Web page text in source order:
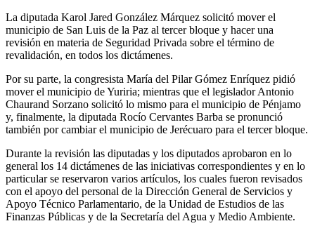
La diputada Karol Jared González Márquez solicitó mover el
municipio de San Luis de la Paz al tercer bloque y hacer una
revisión en materia de Seguridad Privada sobre el término de
revalidación, en todos los dictámenes.
Por su parte, la congresista María del Pilar Gómez Enríquez pidió
mover el municipio de Yuriria; mientras que el legislador Antonio
Chaurand Sorzano solicitó lo mismo para el municipio de Pénjamo
y, finalmente, la diputada Rocío Cervantes Barba se pronunció
también por cambiar el municipio de Jerécuaro para el tercer bloque.
Durante la revisión las diputadas y los diputados aprobaron en lo
general los 14 dictámenes de las iniciativas correspondientes y en lo
particular se reservaron varios artículos, los cuales fueron revisados
con el apoyo del personal de la Dirección General de Servicios y
Apoyo Técnico Parlamentario, de la Unidad de Estudios de las
Finanzas Públicas y de la Secretaría del Agua y Medio Ambiente.